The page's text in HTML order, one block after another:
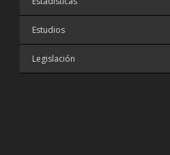
Estudios
Legislación